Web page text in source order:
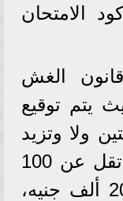
الامتحان
الغش
يتم توقيع
ولا وتزيد
على 7 سنوات وبغرامة لا تقل عن 100
ألف جنيه ولا تزيد على 200 ألف جنيه،